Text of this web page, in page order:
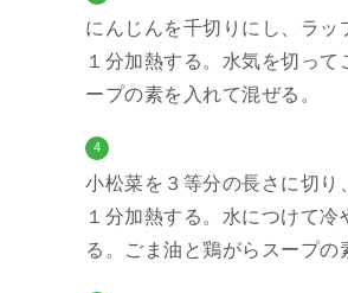
にんじんを千切りにし、ラッ
１分加熱する。水気を切って
ープの素を入れて混ぜる。
4
小松菜を３等分の長さに切り
１分加熱する。水につけて冷
る。ごま油と鶏がらスープの